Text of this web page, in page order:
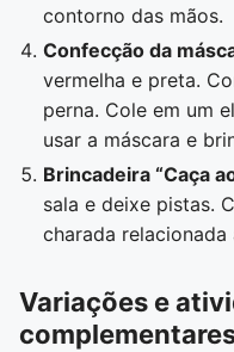
contorno das mãos.
Confecção da
vermelha e preta.
perna. Cole em um
usar a máscara e
Brincadeira “Caça
sala e deixe pistas.
charada relacionada
Variações e